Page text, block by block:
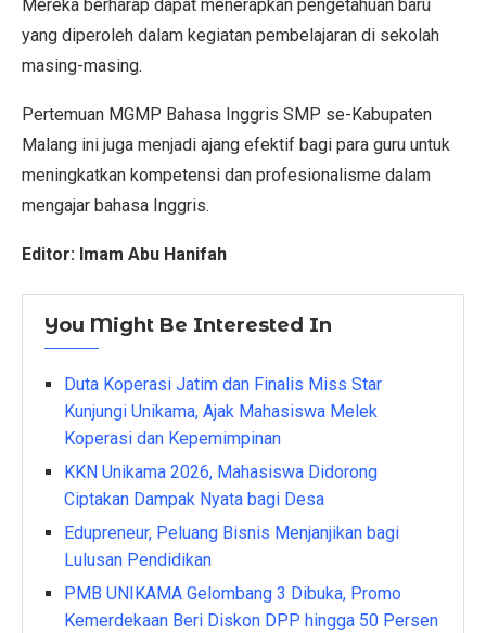
Mereka berharap dapat menerapkan pengetahuan baru
yang diperoleh dalam kegiatan pembelajaran di sekolah
masing-masing.
Pertemuan MGMP Bahasa Inggris SMP se-Kabupaten
Malang ini juga menjadi ajang efektif bagi para guru untuk
meningkatkan kompetensi dan profesionalisme dalam
mengajar bahasa Inggris.
Editor: Imam Abu Hanifah
You Might Be Interested In
Duta Koperasi Jatim dan Finalis Miss Star
Kunjungi Unikama, Ajak Mahasiswa Melek
Koperasi dan Kepemimpinan
KKN Unikama 2026, Mahasiswa Didorong
Ciptakan Dampak Nyata bagi Desa
Edupreneur, Peluang Bisnis Menjanjikan bagi
Lulusan Pendidikan
PMB UNIKAMA Gelombang 3 Dibuka, Promo
Kemerdekaan Beri Diskon DPP hingga 50 Persen